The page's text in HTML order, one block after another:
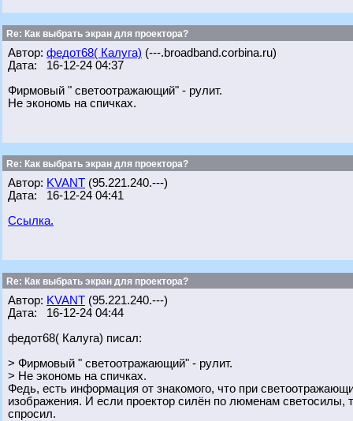
Re: Как выбрать экран для проектора?
Автор: федот68( Калуга) (---.broadband.corbina.ru)
Дата: 16-12-24 04:37
Фирмовый " светоотражающий" - рулит.
Не экономь на спичках.
Re: Как выбрать экран для проектора?
Автор: KVANT (95.221.240.---)
Дата: 16-12-24 04:41
Ссылка.
Re: Как выбрать экран для проектора?
Автор: KVANT (95.221.240.---)
Дата: 16-12-24 04:44
федот68( Калуга) писал:
> Фирмовый " светоотражающий" - рулит.
> Не экономь на спичках.
Федь, есть информация от знакомого, что при
изображения. И если проектор силён по люменам светосилы,
спросил.